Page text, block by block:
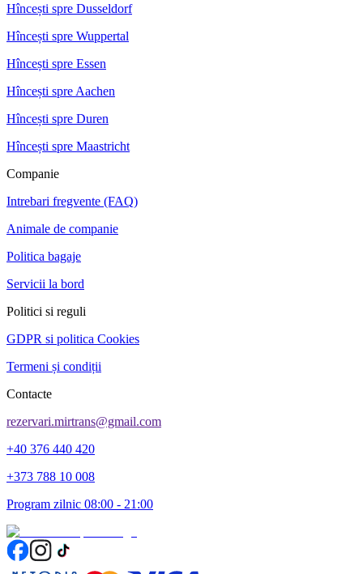
Hîncești spre Dusseldorf
Hîncești spre Wuppertal
Hîncești spre Essen
Hîncești spre Aachen
Hîncești spre Duren
Hîncești spre Maastricht
Companie
Intrebari fregvente (FAQ)
Animale de companie
Politica bagaje
Servicii la bord
Politici si reguli
GDPR si politica Cookies
Termeni și condiții
Contacte
rezervari.mirtrans@gmail.com
+40 376 440 420
+373 788 10 008
Program zilnic 08:00 - 21:00